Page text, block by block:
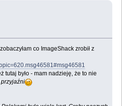
co ImageShack zrobił z
tutaj było - mam nadzieję, że to nie